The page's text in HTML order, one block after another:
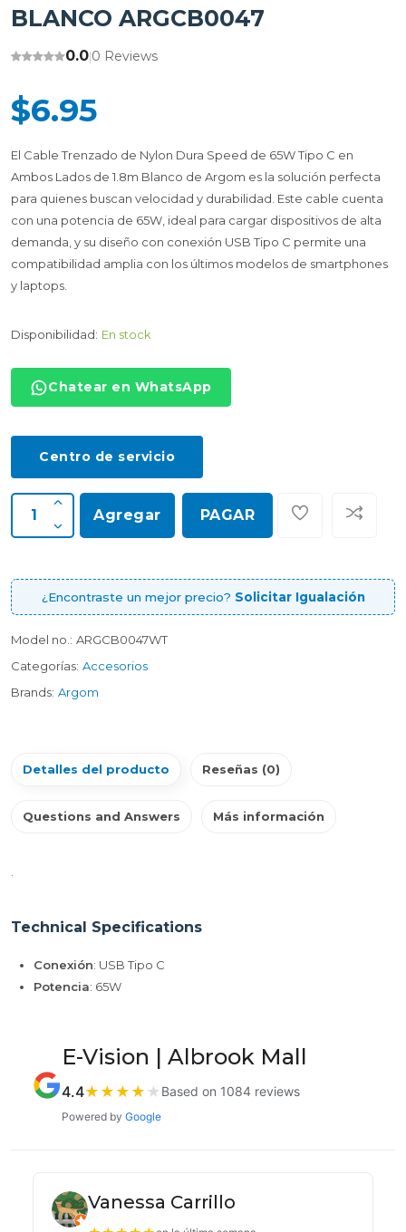
BLANCO ARGCB0047
0.0|0 Reviews
$6.95
El Cable Trenzado de Nylon Dura Speed de 65W Tipo C en
Ambos Lados de 1.8m Blanco de Argom es la solución perfecta
para quienes buscan velocidad y durabilidad. Este cable cuenta
con una potencia de 65W, ideal para cargar dispositivos de alta
demanda, y su diseño con conexión USB Tipo C permite una
compatibilidad amplia con los últimos modelos de smartphones
y laptops.
Disponibilidad: En stock
Chatear en WhatsApp
Centro de servicio
Agregar PAGAR
¿Encontraste un mejor precio? Solicitar Igualación
Model no.: ARGCB0047WT
Categorías: Accesorios
Brands: Argom
Detalles del producto Reseñas (0)
Questions and Answers Más información
Technical Specifications
Conexión: USB Tipo C
Potencia: 65W
E-Vision | Albrook Mall
4.4★ ★ ★ ★ ★ Based on 1084 reviews
Powered by Google
Vanessa Carrillo